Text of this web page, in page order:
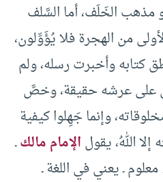
مذهب الخَلَف، أما السَّلف
من الهجرة فلا يُؤَوِّلون،
كتابه وأخبرت رسله، ولم
على عرشه حقيقة، وخصَّ
وإنما جَهِلوا كيفية
اللهُ، يقولالإمام مالكـ
ـ يعني في اللغة ـ